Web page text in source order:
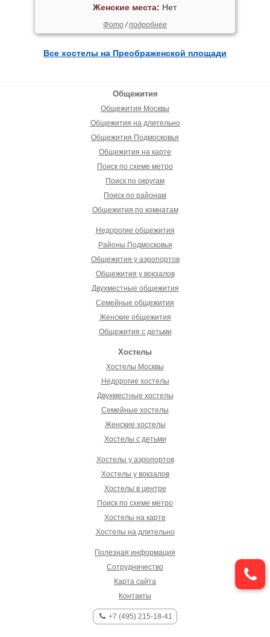
Женские места: Нет
Фото/подробнее
Все хостелы на Преображенской площади
Общежития
Общежития Москвы
Общежития на длительно
Общежития Подмосковья
Общежития на карте
Поиск по схеме метро
Поиск по округам
Поиск по районам
Общежития по комнатам
Недорогие общежития
Районы Подмосковья
Общежития у аэропортов
Общежития у вокзалов
Двухместные общежития
Семейные общежития
Женские общежития
Общежития с детьми
Хостелы
Хостелы Москвы
Недорогие хостелы
Двухместные хостелы
Семейные хостелы
Женские хостелы
Хостелы с детьми
Хостелы у аэропортов
Хостелы у вокзалов
Хостелы в центре
Поиск по схеме метро
Хостелы на карте
Хостелы на длительно
Полезная информация
Сотрудничество
Карта сайта
Контакты
+7 (495) 215-18-41